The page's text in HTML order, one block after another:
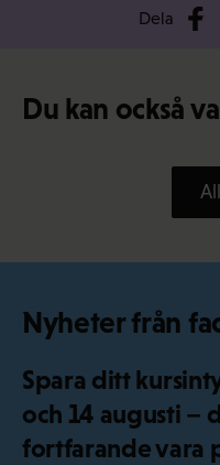
Dela
Du kan också
Nyheter från
Spara ditt
och 14 augusti –
fortfarande vara